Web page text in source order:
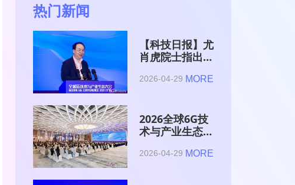
热门新闻
【科技日报】尤
肖虎院士指出
是赋能AI的发
2026-04-29 MORE
2026全球6G技
术与产业生态大
2026-04-29 MORE